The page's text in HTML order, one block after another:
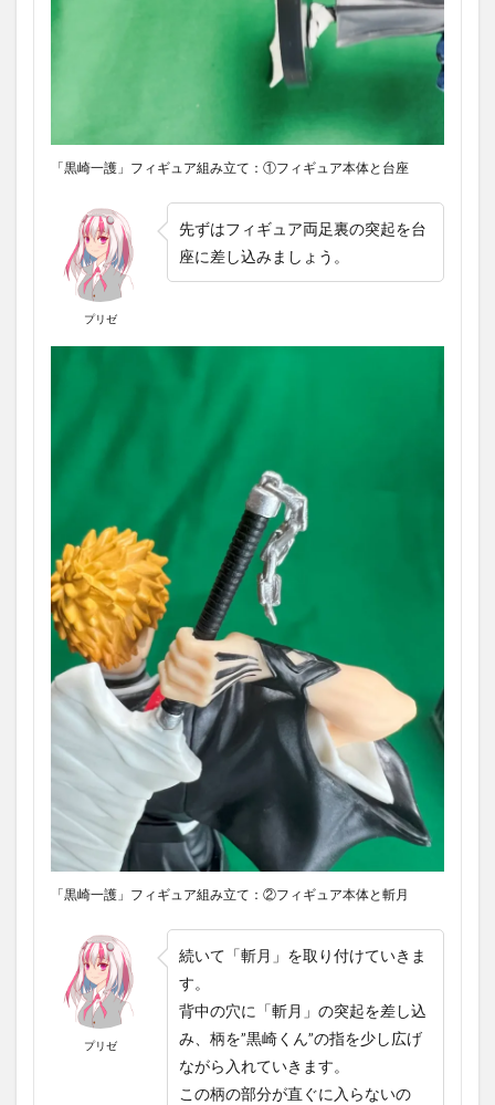
「黒崎一護」フィギュア組み立て：①フィギュア本体と台座
プリゼ
先ずはフィギュア両足裏の突起を台
座に差し込みましょう。
「黒崎一護」フィギュア組み立て：②フィギュア本体と斬月
プリゼ
続いて「斬月」を取り付けていきま
す。
背中の穴に「斬月」の突起を差し込
み、柄を”黒崎くん”の指を少し広げ
ながら入れていきます。
この柄の部分が直ぐに入らないの